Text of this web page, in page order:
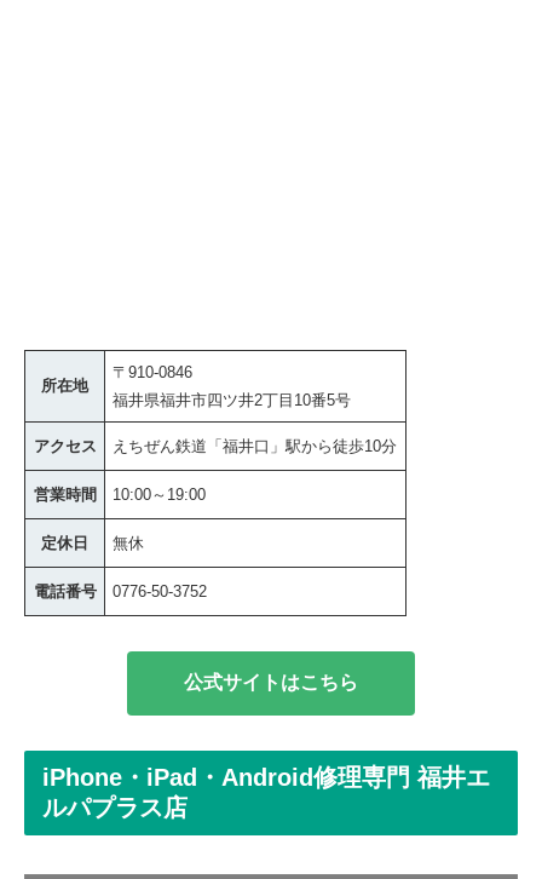
所在地
〒910-0846
福井県福井市四ツ井2丁目10番5号
アクセス えちぜん鉄道「福井口」駅から徒歩10分
営業時間 10:00～19:00
定休日 無休
電話番号 0776-50-3752
公式サイトはこちら
iPhone・iPad・Android修理専門 福井エ
ルパプラス店